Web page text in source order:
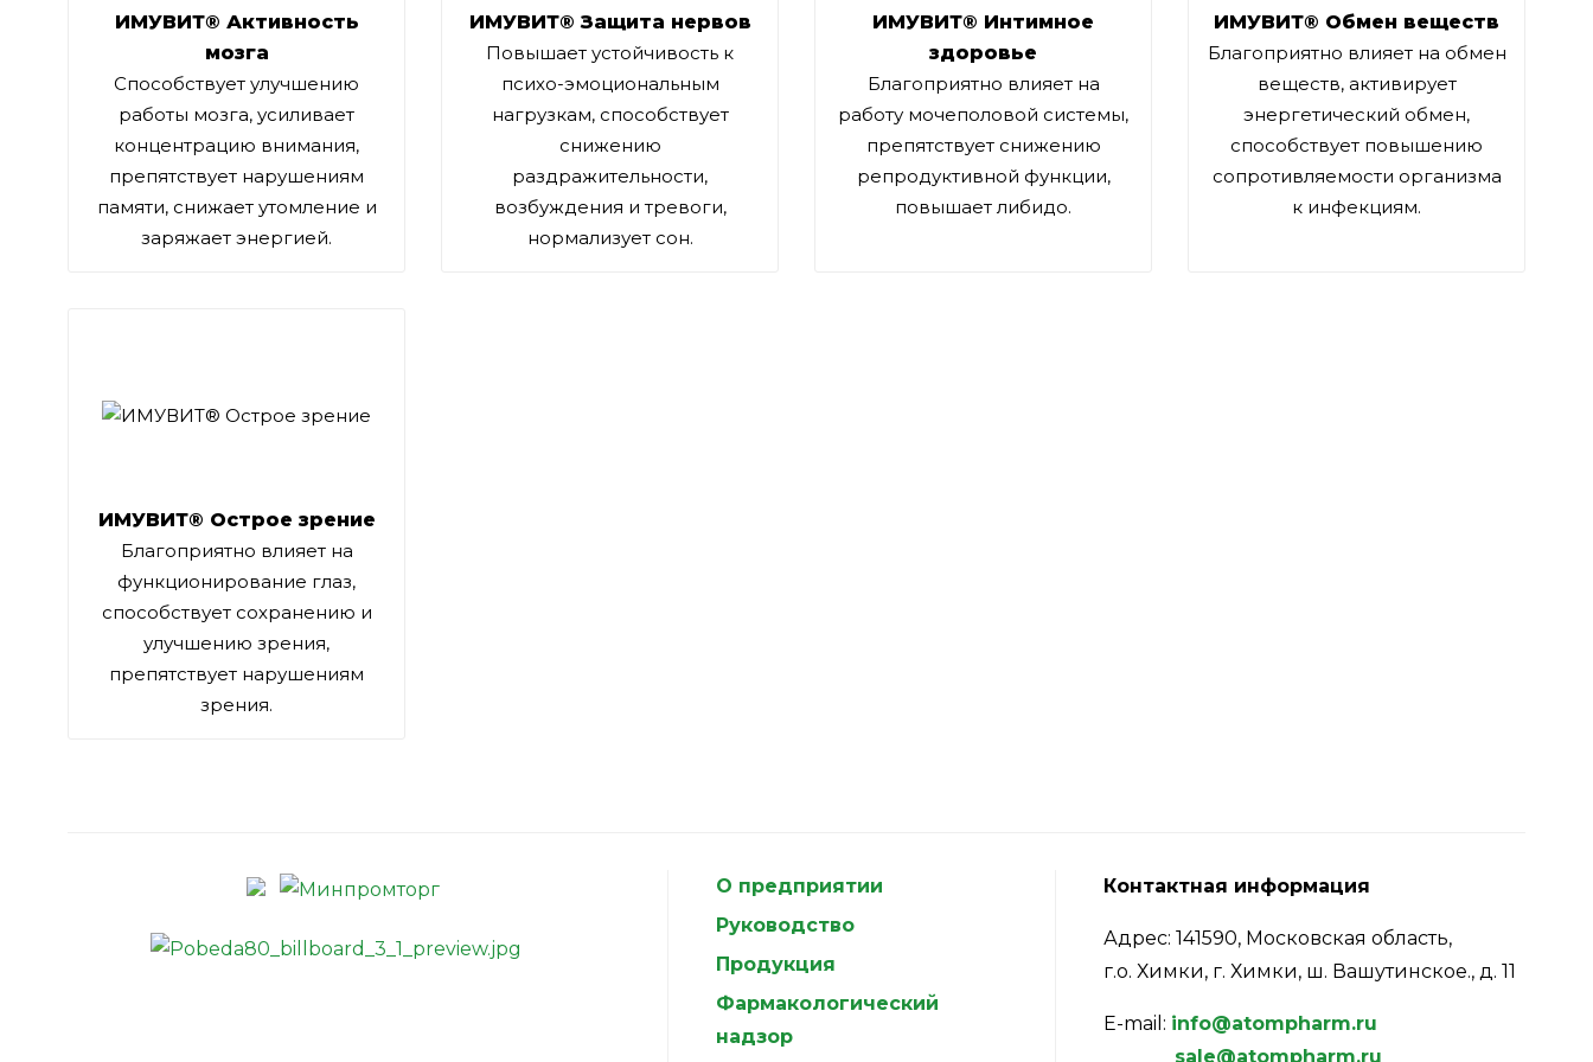
ИМУВИТ® Активность
мозга
Cпособствует улучшению
работы мозга, усиливает
концентрацию внимания,
препятствует нарушениям
памяти, снижает утомление и
заряжает энергией.
ИМУВИТ® Защита нервов
Повышает устойчивость к
психо-эмоциональным
нагрузкам, способствует
снижению
раздражительности,
возбуждения и тревоги,
нормализует сон.
ИМУВИТ® Интимное
здоровье
Благоприятно влияет на
работу мочеполовой системы,
препятствует снижению
репродуктивной функции,
повышает либидо.
ИМУВИТ® Обмен веществ
Благоприятно влияет на обмен
веществ, активирует
энергетический обмен,
способствует повышению
сопротивляемости организма
к инфекциям.
ИМУВИТ® Острое зрение
Благоприятно влияет на
функционирование глаз,
способствует сохранению и
улучшению зрения,
препятствует нарушениям
зрения.
О предприятии
Руководство
Продукция
Фармакологический
надзор
Контактная информация
Адрес: 141590, Московская область,
г.о. Химки, г. Химки, ш. Вашутинское., д. 11
E-mail: info@atompharm.ru
sale@atompharm.ru